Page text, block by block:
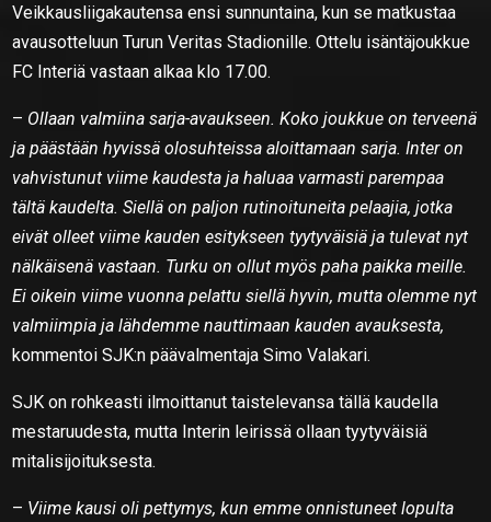
Veikkausliigakautensa ensi sunnuntaina, kun se matkustaa
avausotteluun Turun Veritas Stadionille. Ottelu isäntäjoukkue
FC Interiä vastaan alkaa klo 17.00.
– Ollaan valmiina sarja-avaukseen. Koko joukkue on terveenä
ja päästään hyvissä olosuhteissa aloittamaan sarja. Inter on
vahvistunut viime kaudesta ja haluaa varmasti parempaa
tältä kaudelta. Siellä on paljon rutinoituneita pelaajia, jotka
eivät olleet viime kauden esitykseen tyytyväisiä ja tulevat nyt
nälkäisenä vastaan. Turku on ollut myös paha paikka meille.
Ei oikein viime vuonna pelattu siellä hyvin, mutta olemme nyt
valmiimpia ja lähdemme nauttimaan kauden avauksesta,
kommentoi SJK:n päävalmentaja Simo Valakari.
SJK on rohkeasti ilmoittanut taistelevansa tällä kaudella
mestaruudesta, mutta Interin leirissä ollaan tyytyväisiä
mitalisijoituksesta.
– Viime kausi oli pettymys, kun emme onnistuneet lopulta